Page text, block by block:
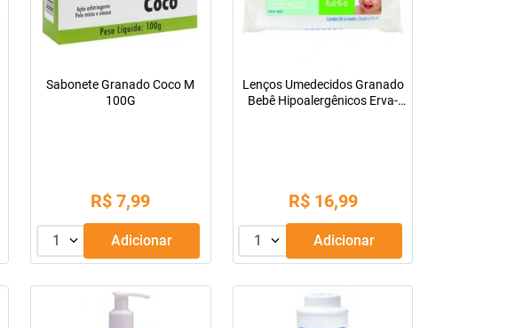
Sabonete Granado Coco M
100G
R$ 7,99
1 Adicionar
Lenços Umedecidos Granado
Bebê Hipoalergênicos Erva-
R$ 16,99
1 Adicionar